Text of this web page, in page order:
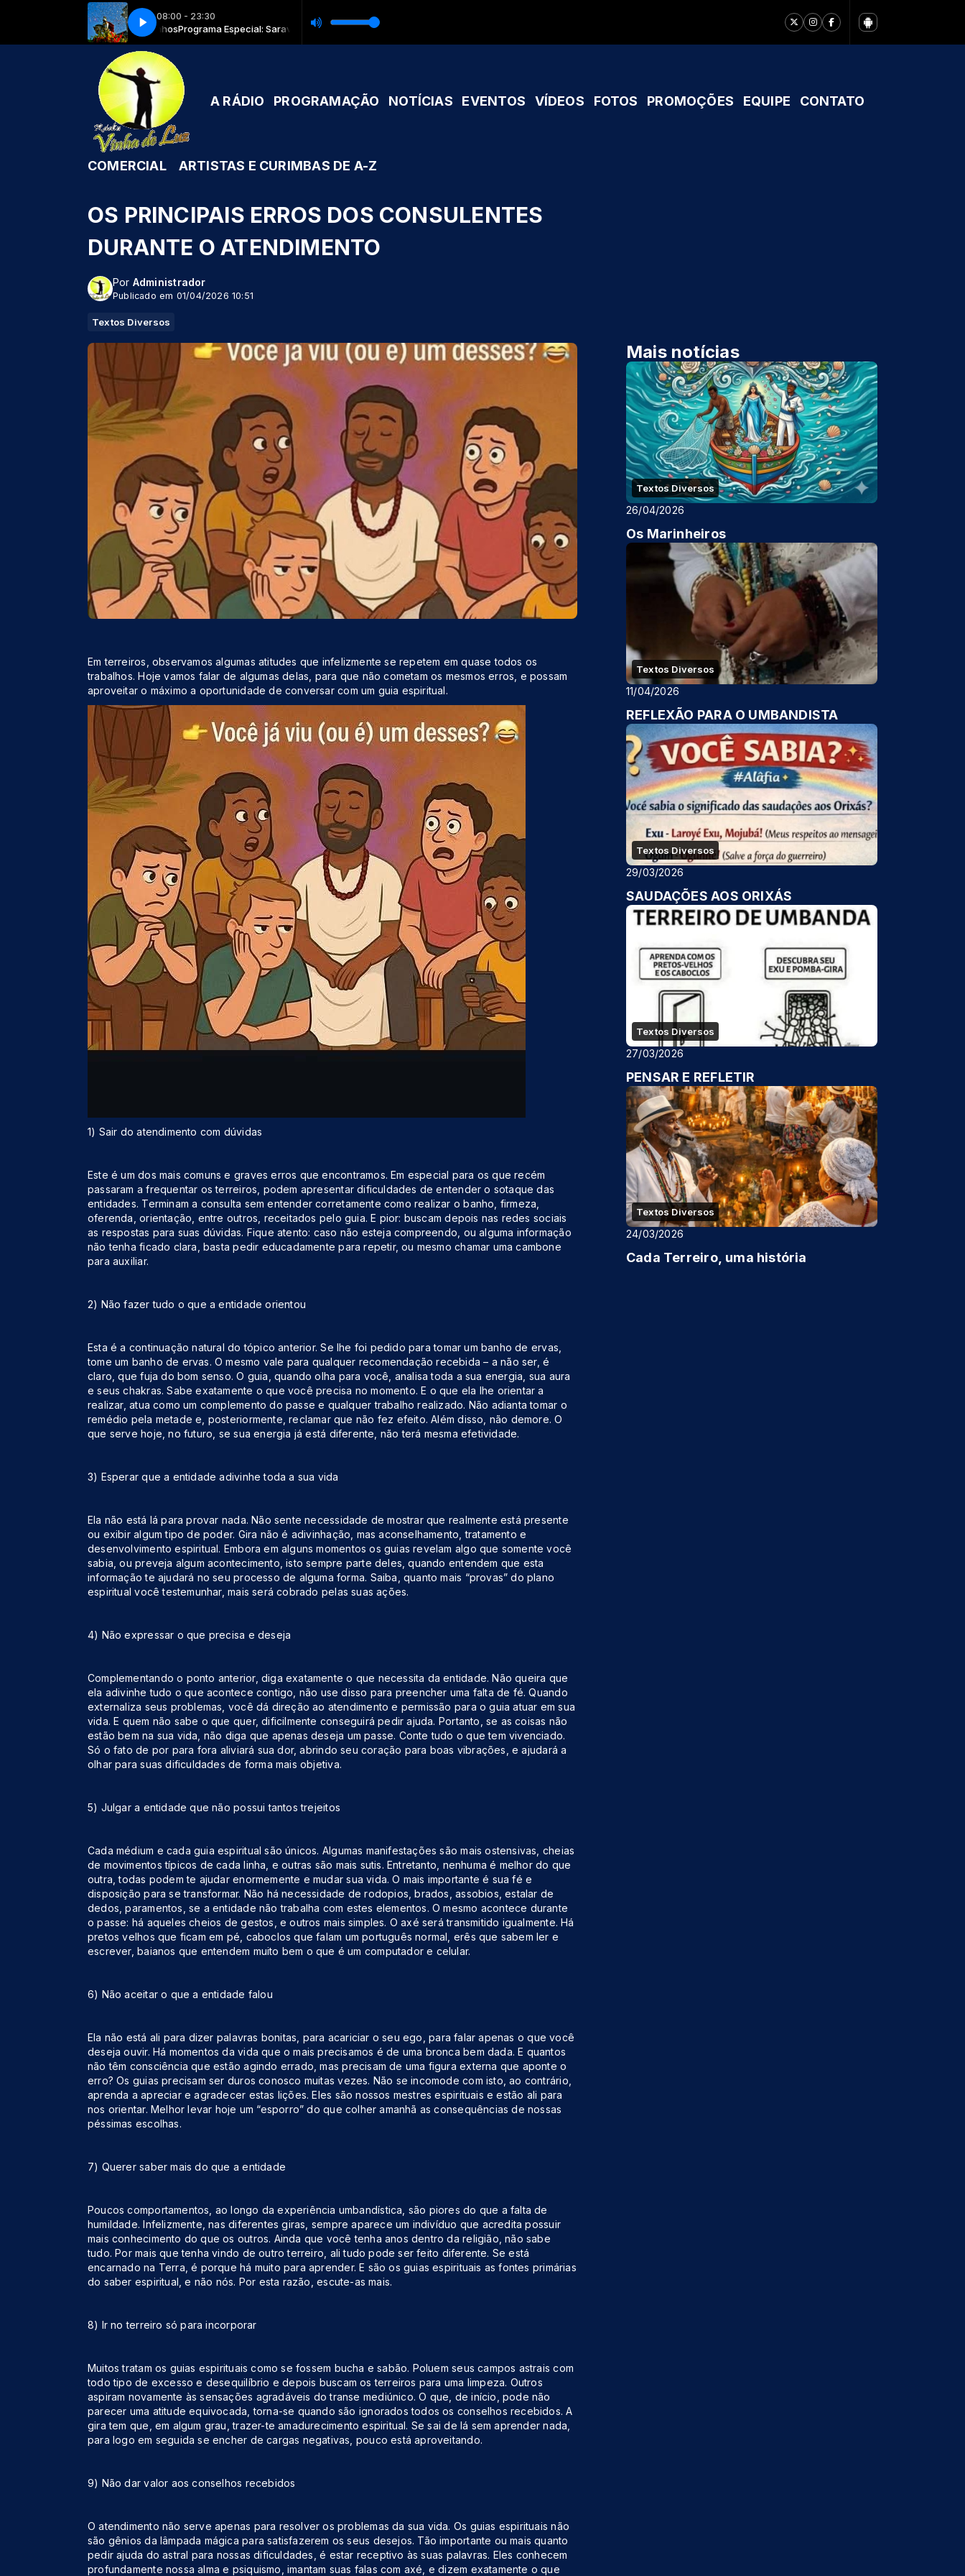
08:00 - 23:30
Equipe Rádio CaminhosPrograma Especial: Saravá Ogum com Equipe Rádio Caminhos
2- 01 Caboclo da MataMelhores de Umbanda vol 2- 01 Caboclo da Mata
A RÁDIO PROGRAMAÇÃO NOTÍCIAS EVENTOS VÍDEOS FOTOS PROMOÇÕES EQUIPE CONTATO
COMERCIAL ARTISTAS E CURIMBAS DE A-Z
OS PRINCIPAIS ERROS DOS CONSULENTES
DURANTE O ATENDIMENTO
Por Administrador
Publicado em 01/04/2026 10:51
Textos Diversos
Em terreiros, observamos algumas atitudes que infelizmente se repetem em quase todos os
trabalhos. Hoje vamos falar de algumas delas, para que não cometam os mesmos erros, e possam
aproveitar o máximo a oportunidade de conversar com um guia espiritual.
1) Sair do atendimento com dúvidas
Este é um dos mais comuns e graves erros que encontramos. Em especial para os que recém
passaram a frequentar os terreiros, podem apresentar dificuldades de entender o sotaque das
entidades. Terminam a consulta sem entender corretamente como realizar o banho, firmeza,
oferenda, orientação, entre outros, receitados pelo guia. E pior: buscam depois nas redes sociais
as respostas para suas dúvidas. Fique atento: caso não esteja compreendo, ou alguma informação
não tenha ficado clara, basta pedir educadamente para repetir, ou mesmo chamar uma cambone
para auxiliar.
2) Não fazer tudo o que a entidade orientou
Esta é a continuação natural do tópico anterior. Se lhe foi pedido para tomar um banho de ervas,
tome um banho de ervas. O mesmo vale para qualquer recomendação recebida – a não ser, é
claro, que fuja do bom senso. O guia, quando olha para você, analisa toda a sua energia, sua aura
e seus chakras. Sabe exatamente o que você precisa no momento. E o que ela lhe orientar a
realizar, atua como um complemento do passe e qualquer trabalho realizado. Não adianta tomar o
remédio pela metade e, posteriormente, reclamar que não fez efeito. Além disso, não demore. O
que serve hoje, no futuro, se sua energia já está diferente, não terá mesma efetividade.
3) Esperar que a entidade adivinhe toda a sua vida
Ela não está lá para provar nada. Não sente necessidade de mostrar que realmente está presente
ou exibir algum tipo de poder. Gira não é adivinhação, mas aconselhamento, tratamento e
desenvolvimento espiritual. Embora em alguns momentos os guias revelam algo que somente você
sabia, ou preveja algum acontecimento, isto sempre parte deles, quando entendem que esta
informação te ajudará no seu processo de alguma forma. Saiba, quanto mais “provas” do plano
espiritual você testemunhar, mais será cobrado pelas suas ações.
4) Não expressar o que precisa e deseja
Complementando o ponto anterior, diga exatamente o que necessita da entidade. Não queira que
ela adivinhe tudo o que acontece contigo, não use disso para preencher uma falta de fé. Quando
externaliza seus problemas, você dá direção ao atendimento e permissão para o guia atuar em sua
vida. E quem não sabe o que quer, dificilmente conseguirá pedir ajuda. Portanto, se as coisas não
estão bem na sua vida, não diga que apenas deseja um passe. Conte tudo o que tem vivenciado.
Só o fato de por para fora aliviará sua dor, abrindo seu coração para boas vibrações, e ajudará a
olhar para suas dificuldades de forma mais objetiva.
5) Julgar a entidade que não possui tantos trejeitos
Cada médium e cada guia espiritual são únicos. Algumas manifestações são mais ostensivas, cheias
de movimentos típicos de cada linha, e outras são mais sutis. Entretanto, nenhuma é melhor do que
outra, todas podem te ajudar enormemente e mudar sua vida. O mais importante é sua fé e
disposição para se transformar. Não há necessidade de rodopios, brados, assobios, estalar de
dedos, paramentos, se a entidade não trabalha com estes elementos. O mesmo acontece durante
o passe: há aqueles cheios de gestos, e outros mais simples. O axé será transmitido igualmente. Há
pretos velhos que ficam em pé, caboclos que falam um português normal, erês que sabem ler e
escrever, baianos que entendem muito bem o que é um computador e celular.
6) Não aceitar o que a entidade falou
Ela não está ali para dizer palavras bonitas, para acariciar o seu ego, para falar apenas o que você
deseja ouvir. Há momentos da vida que o mais precisamos é de uma bronca bem dada. E quantos
não têm consciência que estão agindo errado, mas precisam de uma figura externa que aponte o
erro? Os guias precisam ser duros conosco muitas vezes. Não se incomode com isto, ao contrário,
aprenda a apreciar e agradecer estas lições. Eles são nossos mestres espirituais e estão ali para
nos orientar. Melhor levar hoje um “esporro” do que colher amanhã as consequências de nossas
péssimas escolhas.
7) Querer saber mais do que a entidade
Poucos comportamentos, ao longo da experiência umbandística, são piores do que a falta de
humildade. Infelizmente, nas diferentes giras, sempre aparece um indivíduo que acredita possuir
mais conhecimento do que os outros. Ainda que você tenha anos dentro da religião, não sabe
tudo. Por mais que tenha vindo de outro terreiro, ali tudo pode ser feito diferente. Se está
encarnado na Terra, é porque há muito para aprender. E são os guias espirituais as fontes primárias
do saber espiritual, e não nós. Por esta razão, escute-as mais.
8) Ir no terreiro só para incorporar
Muitos tratam os guias espirituais como se fossem bucha e sabão. Poluem seus campos astrais com
todo tipo de excesso e desequilíbrio e depois buscam os terreiros para uma limpeza. Outros
aspiram novamente às sensações agradáveis do transe mediúnico. O que, de início, pode não
parecer uma atitude equivocada, torna-se quando são ignorados todos os conselhos recebidos. A
gira tem que, em algum grau, trazer-te amadurecimento espiritual. Se sai de lá sem aprender nada,
para logo em seguida se encher de cargas negativas, pouco está aproveitando.
9) Não dar valor aos conselhos recebidos
O atendimento não serve apenas para resolver os problemas da sua vida. Os guias espirituais não
são gênios da lâmpada mágica para satisfazerem os seus desejos. Tão importante ou mais quanto
pedir ajuda do astral para nossas dificuldades, é estar receptivo às suas palavras. Eles conhecem
profundamente nossa alma e psiquismo, imantam suas falas com axé, e dizem exatamente o que
Mais notícias
Textos Diversos
26/04/2026
Os Marinheiros
Textos Diversos
11/04/2026
REFLEXÃO PARA O UMBANDISTA
Textos Diversos
29/03/2026
SAUDAÇÕES AOS ORIXÁS
Textos Diversos
27/03/2026
PENSAR E REFLETIR
Textos Diversos
24/03/2026
Cada Terreiro, uma história